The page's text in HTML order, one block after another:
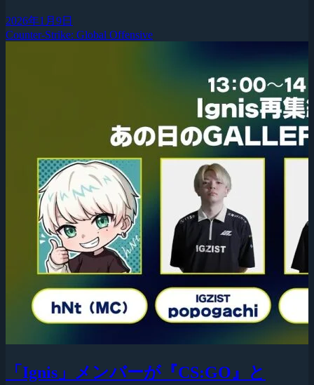
2026年1月9日
Counter-Strike: Global Offensive
「Ignis」メンバーが『CS:GO』と